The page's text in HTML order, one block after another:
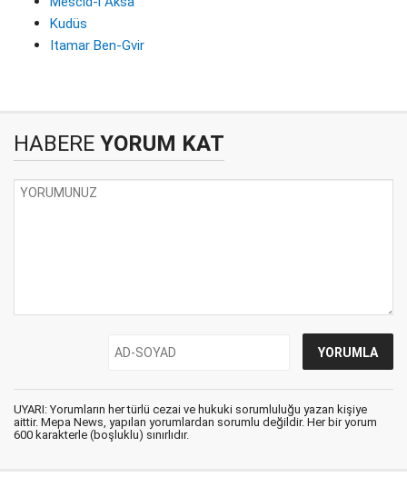
Kudüs
Itamar Ben-Gvir
HABERE YORUM KAT
UYARI: Yorumların her türlü cezai ve hukuki sorumluluğu yazan kişiye
aittir. Mepa News, yapılan yorumlardan sorumlu değildir. Her bir yorum
600 karakterle (boşluklu) sınırlıdır.